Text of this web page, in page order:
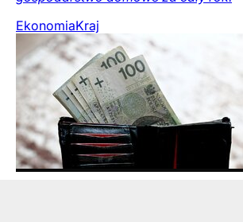
EkonomiaKraj